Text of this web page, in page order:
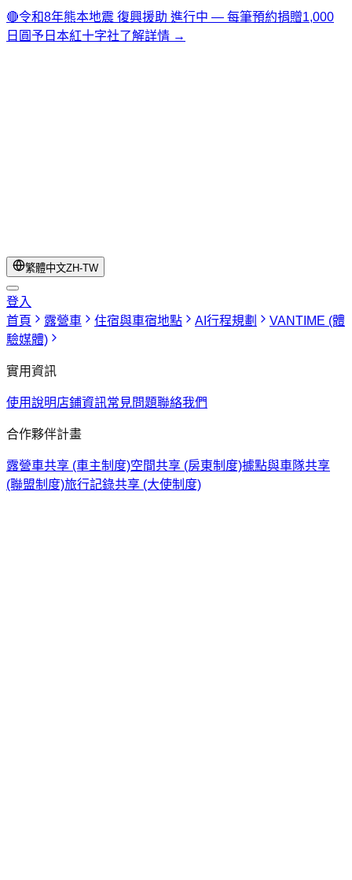
🔴令和8年熊本地震 復興援助 進行中 — 每筆預約捐贈1,000
日圓予日本紅十字社了解詳情 →
繁體中文ZH-TW
登入
首頁
露營車 住宿與車宿地點 AI行程規劃
VANTIME (體
驗媒體)
實用資訊
使用說明店鋪資訊常見問題聯絡我們
合作夥伴計畫
露營車共享 (車主制度)空間共享 (房東制度)據點與車隊共享
(聯盟制度)旅行記錄共享 (大使制度)